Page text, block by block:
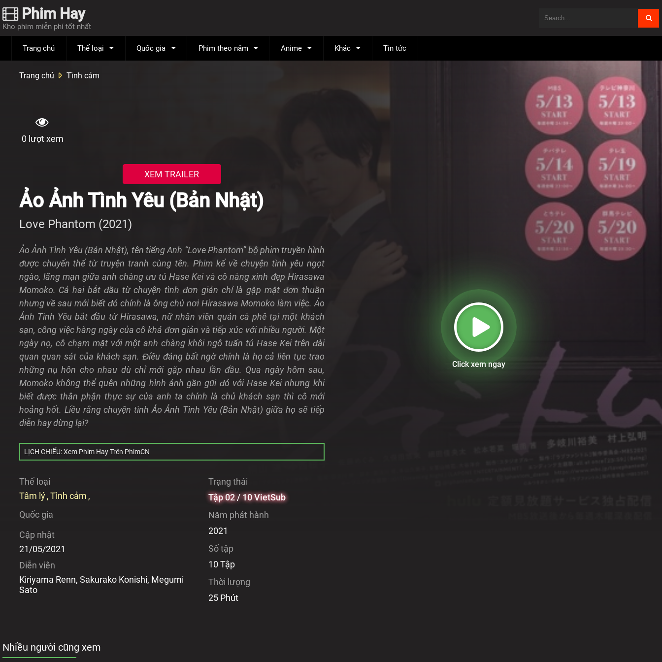
Phim Hay
Kho phim miễn phí tốt nhất
Trang chủ Thể loại Quốc gia Phim theo năm Anime Khác Tin tức
Trang chủ Tình cảm
0 lượt xem
XEM TRAILER
Ảo Ảnh Tình Yêu (Bản Nhật)
Love Phantom (2021)
Ảo Ảnh Tình Yêu (Bản Nhật), tên tiếng Anh “Love Phantom” bộ phim truyền hình
được chuyển thể từ truyện tranh cùng tên. Phim kể về chuyện tình yêu ngọt
ngào, lãng mạn giữa anh chàng ưu tú Hase Kei và cô nàng xinh đẹp Hirasawa
Momoko. Cả hai bắt đầu từ chuyện tình đơn giản chỉ là gặp mặt đơn thuần
nhưng về sau mới biết đó chính là ông chủ nơi Hirasawa Momoko làm việc. Ảo
Ảnh Tình Yêu bắt đầu từ Hirasawa, nữ nhân viên quán cà phê tại một khách
sạn, công việc hàng ngày của cô khá đơn giản và tiếp xúc với nhiều người. Một
ngày nọ, cô chạm mặt với một anh chàng khôi ngô tuấn tú Hase Kei trên đài
quan quan sát của khách sạn. Điều đáng bất ngờ chính là họ cả liên tục trao
những nụ hôn cho nhau dù chỉ mới gặp nhau lần đầu. Qua ngày hôm sau,
Momoko không thể quên những hình ảnh gần gũi đó với Hase Kei nhưng khi
biết được thân phận thực sự của anh ta chính là chủ khách sạn thì cô mới
hoảng hốt. Liều rằng chuyện tình Ảo Ảnh Tình Yêu (Bản Nhật) giữa họ sẽ tiếp
diễn hay dừng lại?
LỊCH CHIẾU: Xem Phim Hay Trên PhimCN
Thể loại
Tâm lý Tình cảm
Quốc gia
Cập nhật
21/05/2021
Diễn viên
Kiriyama Renn, Sakurako Konishi, Megumi
Sato
Trạng thái
Tập 02 / 10 VietSub
Năm phát hành
2021
Số tập
10 Tập
Thời lượng
25 Phút
Nhiều người cũng xem